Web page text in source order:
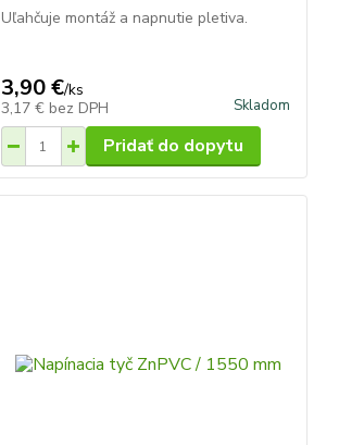
Uľahčuje montáž a napnutie pletiva.
3,90 €/ks
3,17 € bez DPH Skladom
Pridať do dopytu